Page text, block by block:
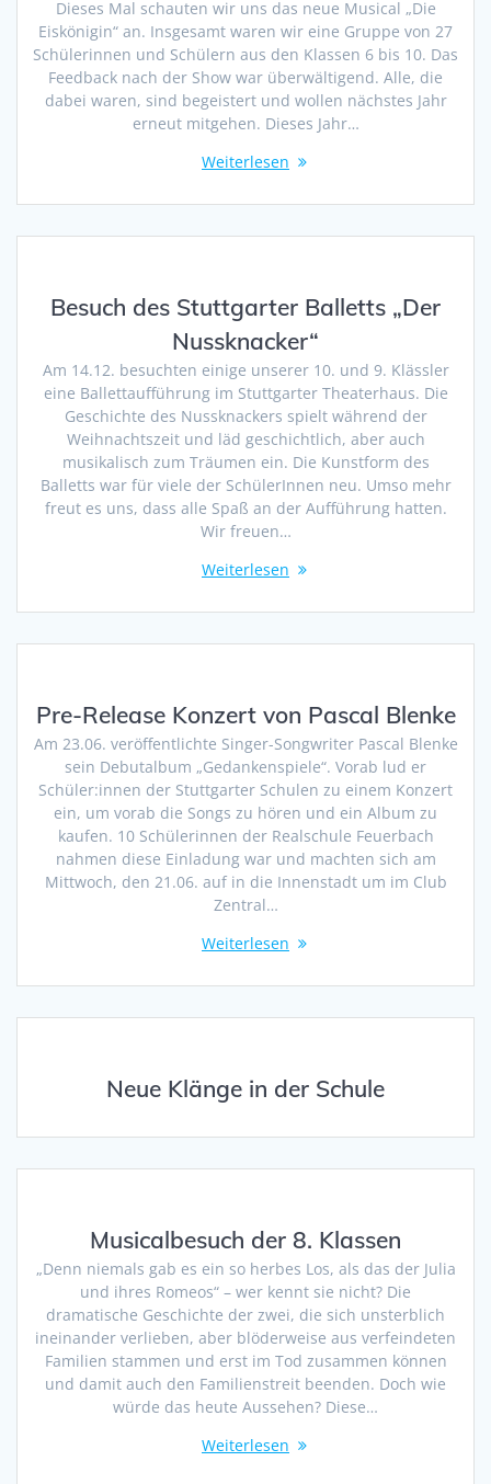
Dieses Mal schauten wir uns das neue Musical „Die
Eiskönigin“ an. Insgesamt waren wir eine Gruppe von 27
Schülerinnen und Schülern aus den Klassen 6 bis 10. Das
Feedback nach der Show war überwältigend. Alle, die
dabei waren, sind begeistert und wollen nächstes Jahr
erneut mitgehen. Dieses Jahr…
Weiterlesen
Besuch des Stuttgarter Balletts „Der
Nussknacker“
Am 14.12. besuchten einige unserer 10. und 9. Klässler
eine Ballettaufführung im Stuttgarter Theaterhaus. Die
Geschichte des Nussknackers spielt während der
Weihnachtszeit und läd geschichtlich, aber auch
musikalisch zum Träumen ein. Die Kunstform des
Balletts war für viele der SchülerInnen neu. Umso mehr
freut es uns, dass alle Spaß an der Aufführung hatten.
Wir freuen…
Weiterlesen
Pre-Release Konzert von Pascal Blenke
Am 23.06. veröffentlichte Singer-Songwriter Pascal Blenke
sein Debutalbum „Gedankenspiele“. Vorab lud er
Schüler:innen der Stuttgarter Schulen zu einem Konzert
ein, um vorab die Songs zu hören und ein Album zu
kaufen. 10 Schülerinnen der Realschule Feuerbach
nahmen diese Einladung war und machten sich am
Mittwoch, den 21.06. auf in die Innenstadt um im Club
Zentral…
Weiterlesen
Neue Klänge in der Schule
Musicalbesuch der 8. Klassen
„Denn niemals gab es ein so herbes Los, als das der Julia
und ihres Romeos“ – wer kennt sie nicht? Die
dramatische Geschichte der zwei, die sich unsterblich
ineinander verlieben, aber blöderweise aus verfeindeten
Familien stammen und erst im Tod zusammen können
und damit auch den Familienstreit beenden. Doch wie
würde das heute Aussehen? Diese…
Weiterlesen